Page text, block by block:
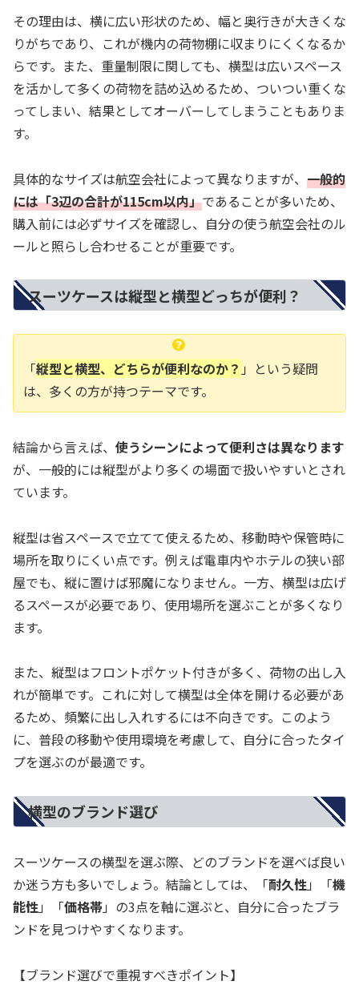
その理由は、横に広い形状のため、幅と奥行きが大きくな
りがちであり、これが機内の荷物棚に収まりにくくなるか
らです。また、重量制限に関しても、横型は広いスペース
を活かして多くの荷物を詰め込めるため、ついつい重くな
ってしまい、結果としてオーバーしてしまうこともありま
す。
具体的なサイズは航空会社によって異なりますが、 一般的
には「3辺の合計が115cm以内」であることが多いため、
購入前には必ずサイズを確認し、自分の使う航空会社のル
ールと照らし合わせることが重要です。
スーツケースは縦型と横型どっちが便利？
「縦型と横型、どちらが便利なのか？ 」という疑問
は、多くの方が持つテーマです。
結論から言えば、 使うシーンによって便利さは異なります
が、一般的には縦型がより多くの場面で扱いやすいとされ
ています。
縦型は省スペースで立てて使えるため、移動時や保管時に
場所を取りにくい点です。例えば電車内やホテルの狭い部
屋でも、縦に置けば邪魔になりません。一方、横型は広げ
るスペースが必要であり、使用場所を選ぶことが多くなり
ます。
また、縦型はフロントポケット付きが多く、荷物の出し入
れが簡単です。これに対して横型は全体を開ける必要があ
るため、頻繁に出し入れするには不向きです。このよう
に、普段の移動や使用環境を考慮して、自分に合ったタイ
プを選ぶのが最適です。
横型のブランド選び
スーツケースの横型を選ぶ際、どのブランドを選べば良い
か迷う方も多いでしょう。結論としては、「耐久性」「機
能性」「価格帯」の3点を軸に選ぶと、自分に合ったブラ
ンドを見つけやすくなります。
【ブランド選びで重視すべきポイント】